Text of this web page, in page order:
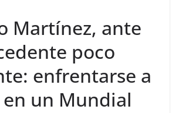
Martínez, ante
poco
enfrentarse a
un Mundial